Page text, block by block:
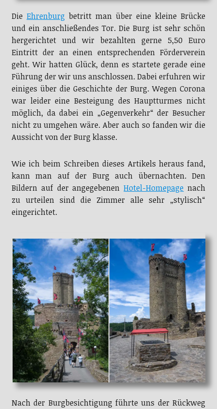
Die Ehrenburg betritt man über eine kleine Brücke
und ein anschließendes Tor. Die Burg ist sehr schön
hergerichtet und wir bezahlten gerne 5,50 Euro
Eintritt der an einen entsprechenden Förderverein
geht. Wir hatten Glück, denn es startete gerade eine
Führung der wir uns anschlossen. Dabei erfuhren wir
einiges über die Geschichte der Burg. Wegen Corona
war leider eine Besteigung des Hauptturmes nicht
möglich, da dabei ein „Gegenverkehr“ der Besucher
nicht zu umgehen wäre. Aber auch so fanden wir die
Aussicht von der Burg klasse.
Wie ich beim Schreiben dieses Artikels heraus fand,
kann man auf der Burg auch übernachten. Den
Bildern auf der angegebenenHotel-Homepage nach
zu urteilen sind die Zimmer alle sehr „stylisch“
eingerichtet.
Nach der Burgbesichtigung führte uns der Rückweg